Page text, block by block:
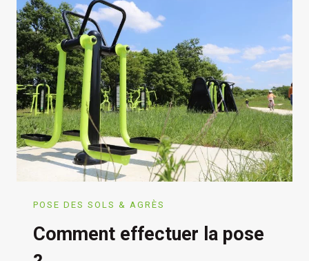
POSE DES SOLS & AGRÈS
Comment effectuer la pose